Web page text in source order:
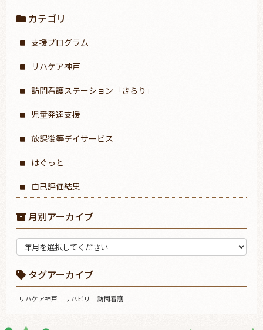
カテゴリ
支援プログラム
リハケア神戸
訪問看護ステーション「きらり」
児童発達支援
放課後等デイサービス
はぐっと
自己評価結果
月別アーカイブ
タグアーカイブ
リハケア神戸 リハビリ 訪問看護